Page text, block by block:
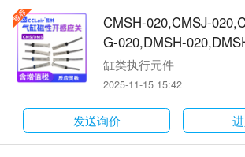
CMSH-020,CMSJ-
G-020,DMSH-
20P,DMSH-020,DMSH-
P,DMSJ-020,DMSJ-
SH,F-SC80SH,F-
F-SC160SH,F-
缸类执行元件
2025-11-15 15:42
发送询价